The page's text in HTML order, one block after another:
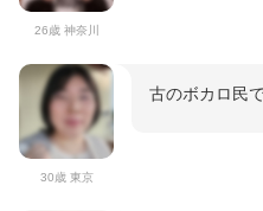
26歳 神奈川
30歳 東京
古のボカロ民